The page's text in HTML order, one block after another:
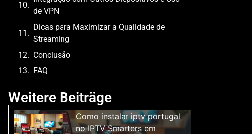
de VPN
Dicas para Maximizar a Qualidade de
Streaming
Conclusão
FAQ
Weitere Beiträge
Como instalar iptv portugal
no IPTV Smarters em